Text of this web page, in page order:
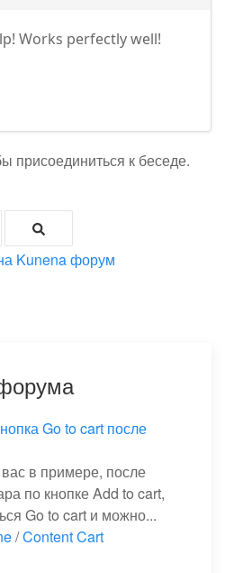
Works perfectly well!
присоединиться к беседе.
Kunena форум
Go to cart после
в примере, после
по кнопке Add to cart,
Go to cart и можно...
/Content Cart